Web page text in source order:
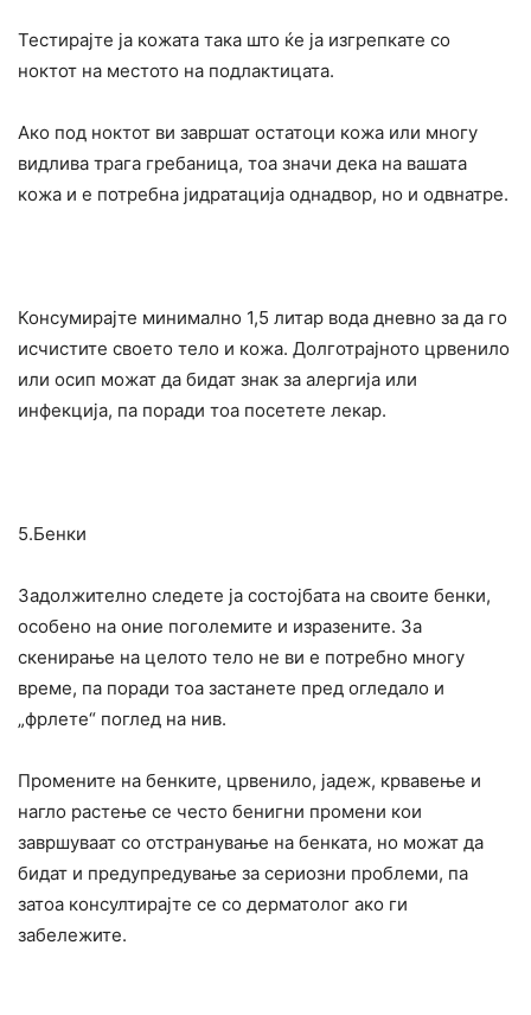
Тестирајте ја кожата така што ќе ја изгрепкате со
ноктот на местото на подлактицата.
Ако под ноктот ви завршат остатоци кожа или многу
видлива трага гребаница, тоа значи дека на вашата
кожа и е потребна јидратација однадвор, но и одвнатре.
Консумирајте минимално 1,5 литар вода дневно за да го
исчистите своето тело и кожа. Долготрајното црвенило
или осип можат да бидат знак за алергија или
инфекција, па поради тоа посетете лекар.
5.Бенки
Задолжително следете ја состојбата на своите бенки,
особено на оние поголемите и изразените. За
скенирање на целото тело не ви е потребно многу
време, па поради тоа застанете пред огледало и
„фрлете“ поглед на нив.
Промените на бенките, црвенило, јадеж, крвавење и
нагло растење се често бенигни промени кои
завршуваат со отстранување на бенката, но можат да
бидат и предупредување за сериозни проблеми, па
затоа консултирајте се со дерматолог ако ги
забележите.